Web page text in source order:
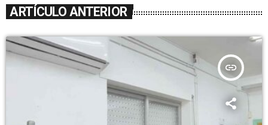
ARTÍCULO ANTERIOR
insert_link